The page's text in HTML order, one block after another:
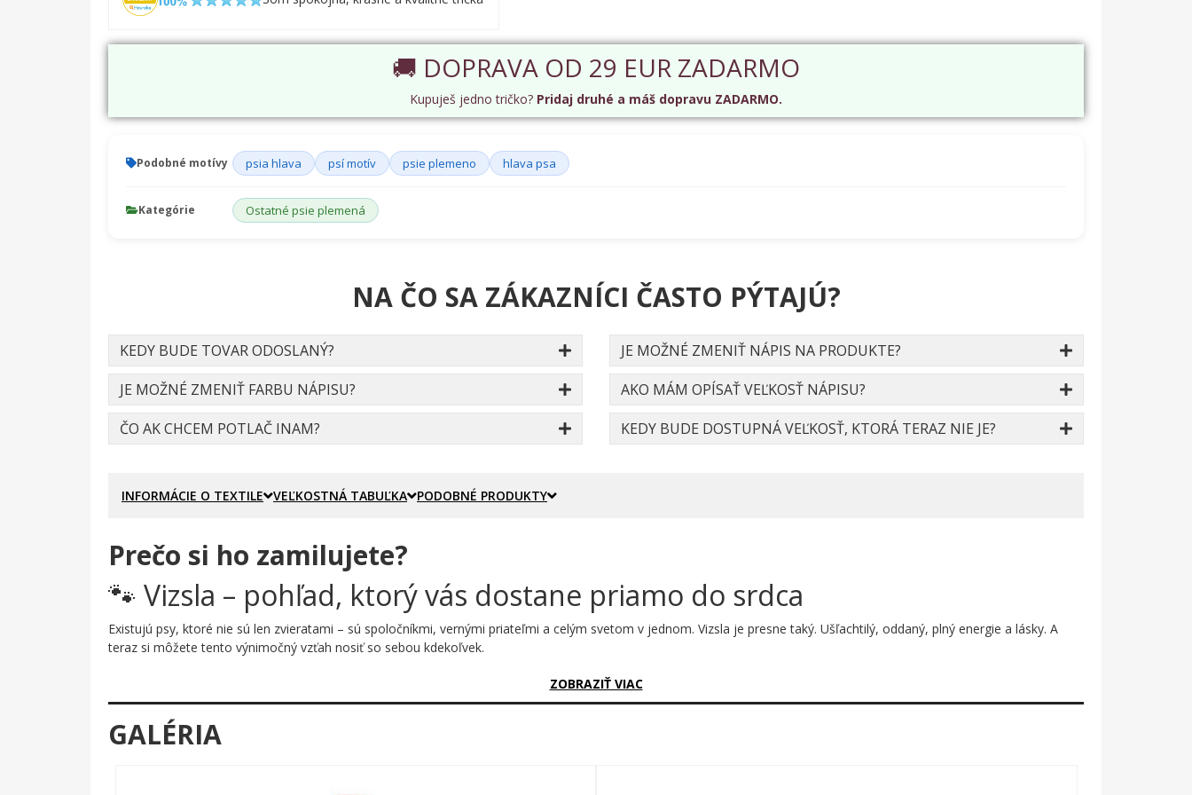
🚚 DOPRAVA OD 29 EUR ZADARMO
Kupuješ jedno tričko? Pridaj druhé a máš dopravu ZADARMO.
Podobné motívy psia hlava psí motív psie plemeno hlava psa
Kategórie Ostatné psie plemená
NA ČO SA ZÁKAZNÍCI ČASTO PÝTAJÚ?
KEDY BUDE TOVAR ODOSLANÝ?
JE MOŽNÉ ZMENIŤ FARBU NÁPISU?
ČO AK CHCEM POTLAČ INAM?
JE MOŽNÉ ZMENIŤ NÁPIS NA PRODUKTE?
AKO MÁM OPÍSAŤ VEĽKOSŤ NÁPISU?
KEDY BUDE DOSTUPNÁ VEĽKOSŤ, KTORÁ TERAZ NIE JE?
INFORMÁCIE O TEXTILE VEĽKOSTNÁ TABUĽKA PODOBNÉ PRODUKTY
Prečo si ho zamilujete?
🐾 Vizsla – pohľad, ktorý vás dostane priamo do srdca
Existujú psy, ktoré nie sú len zvieratami – sú spoločníkmi, vernými priateľmi a celým svetom v jednom. Vizsla je presne taký. Ušľachtilý, oddaný, plný energie a lásky. A
teraz si môžete tento výnimočný vzťah nosiť so sebou kdekoľvek.
Motív zachytáva hlavu vizsly v elegantnom čiernobielom prevedení – čisté línie, výrazné obrysové ťahy a precízne spracované detaily zachytávajú každú črtičku tejto
nádhernej rasy. Pod portrétosom nechýba hrdý nápis VIZSLA, ktorý celý motív završuje s noblesou. Jednoduché, a predsa dokonalé – tak ako samotné plemeno.
ZOBRAZIŤ VIAC
GALÉRIA